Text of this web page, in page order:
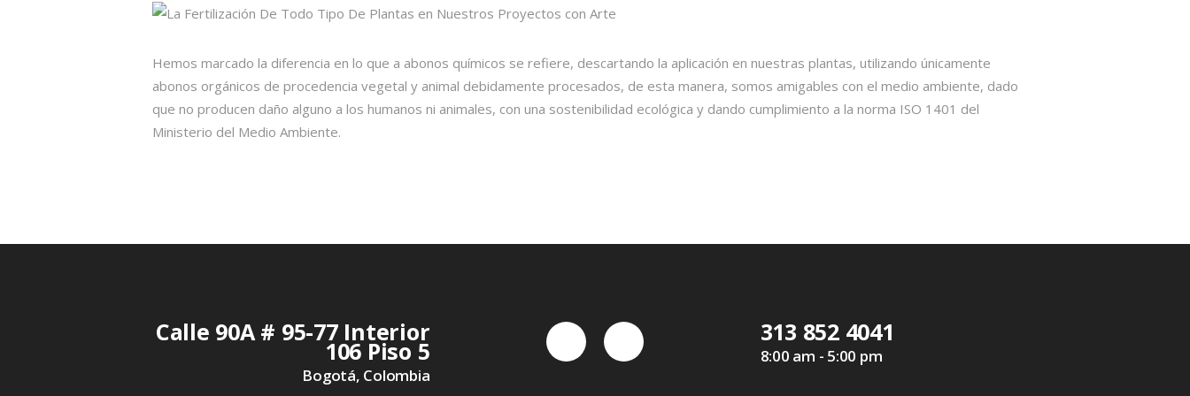
Hemos marcado la diferencia en lo que a abonos químicos se refiere, descartando la aplicación en nuestras plantas, utilizando únicamente
abonos orgánicos de procedencia vegetal y animal debidamente procesados, de esta manera, somos amigables con el medio ambiente, dado
que no producen daño alguno a los humanos ni animales, con una sostenibilidad ecológica y dando cumplimiento a la norma ISO 1401 del
Ministerio del Medio Ambiente.
Calle 90A # 95-77 Interior
106 Piso 5
Bogotá, Colombia
313 852 4041
8:00 am - 5:00 pm